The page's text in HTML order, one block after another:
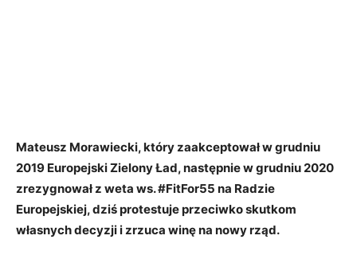
Mateusz Morawiecki, który zaakceptował w grudniu
2019 Europejski Zielony Ład, następnie w grudniu 2020
zrezygnował z weta ws. #FitFor55 na Radzie
Europejskiej, dziś protestuje przeciwko skutkom
własnych decyzji i zrzuca winę na nowy rząd.